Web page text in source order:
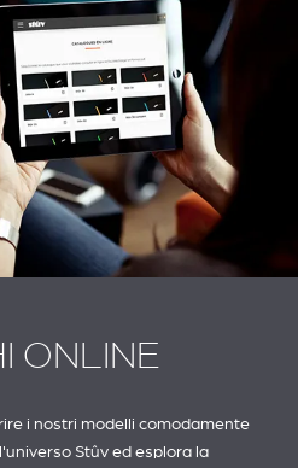
ONLINE
i nostri modelli comodamente
Stûv ed esplora la